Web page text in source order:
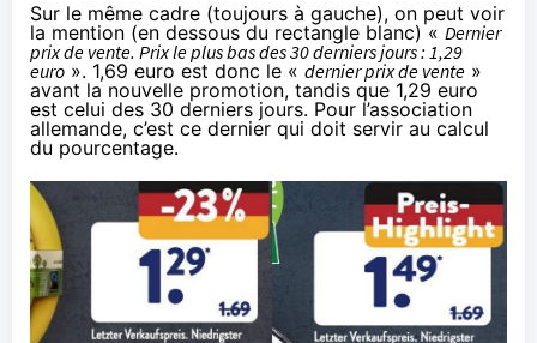
Sur le même cadre (toujours à gauche), on peut voir
la mention (en dessous du rectangle blanc) « Dernier
prix de vente. Prix le plus bas des 30 derniers jours : 1,29
euro ». 1,69 euro est donc le « dernier prix de vente »
avant la nouvelle promotion, tandis que 1,29 euro
est celui des 30 derniers jours. Pour l’association
allemande, c’est ce dernier qui doit servir au calcul
du pourcentage.